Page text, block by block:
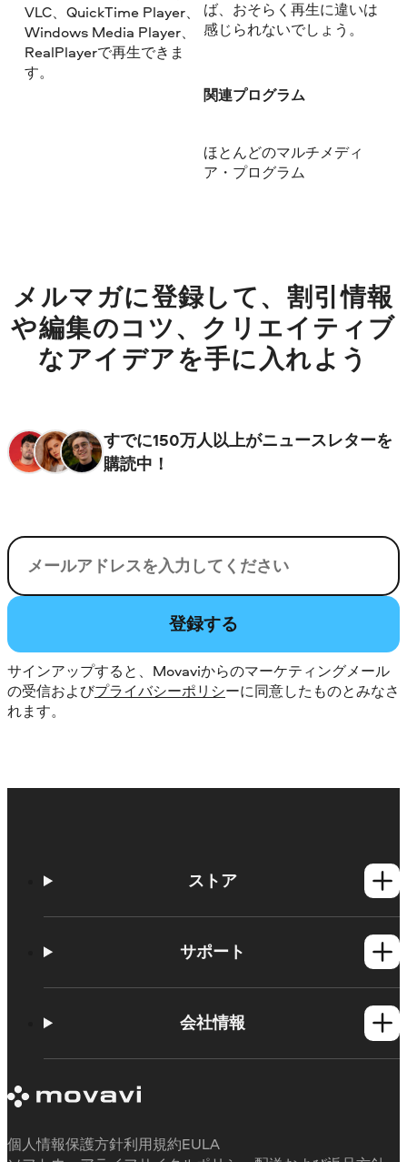
VLC、QuickTime Player、
Windows Media Player、
RealPlayerで再生できま
す。
ば、おそらく再生に違いは
感じられないでしょう。
関連プログラム
ほとんどのマルチメディ
ア・プログラム
メルマガに登録して、割引情報
や編集のコツ、クリエイティブ
なアイデアを手に入れよう
すでに150万人以上がニュースレターを
購読中！
電子メール
登録する
サインアップすると、Movaviからのマーケティングメール
の受信およびプライバシーポリシーに同意したものとみなさ
れます。
ストア
Mac製品
サポート
使い方
体験版の制約
払い戻し
会社情報
お客様の声
当社が選ばれる理由
個人情報保護方針利用規約EULA